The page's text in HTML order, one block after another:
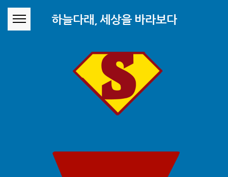
하늘다래, 세상을 바라보다